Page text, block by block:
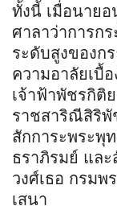
ทั้งนี้ เมื่อนาย
ศาลาว่าการก
ระดับสูงของก
ความอาลัยเบื้
เจ้าฟ้าพัชรกิติ
ราชสาริณีสิริพั
สักการะพระพุ
ธราภิรมย์ และ
วงศ์เธอ กรมพ
เสนา